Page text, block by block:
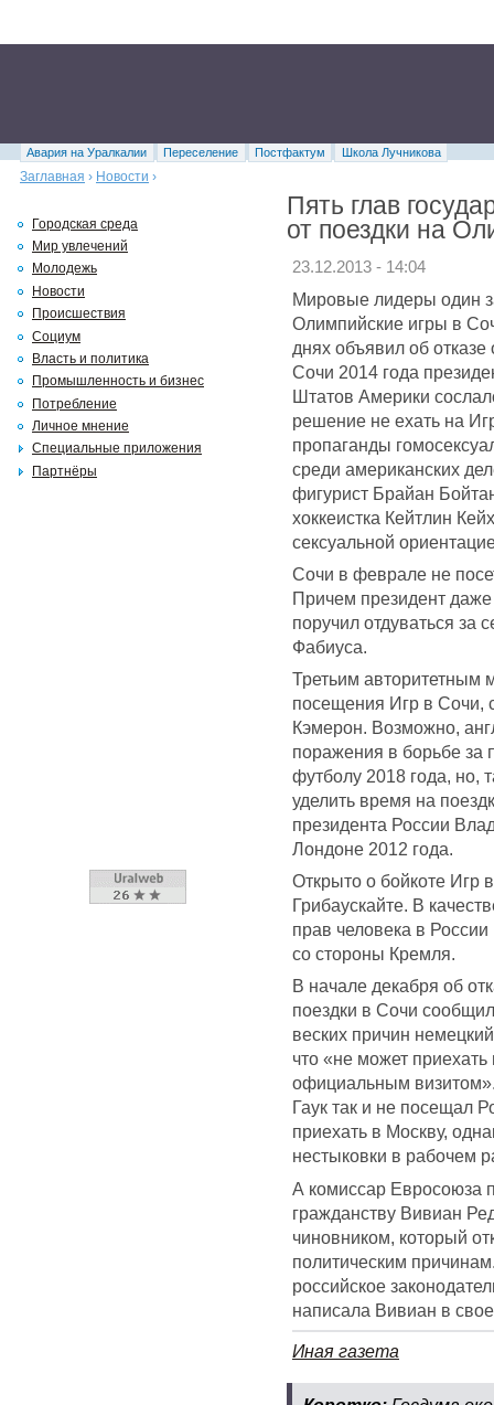
Авария на Уралкалии Переселение Постфактум
Школа Лучникова
Заглавная › Новости ›
Пять глав
от поездки на
23.12.2013 - 14:04
Мировые лидеры один
Олимпийские игры в
днях объявил об
Сочи 2014 года
Штатов Америки
решение не ехать на
пропаганды
среди американских
фигурист Брайан
хоккеистка Кейтлин
сексуальной
Сочи в феврале не
Причем президент даже
поручил отдуваться за
Фабиуса.
Третьим авторитетным
посещения Игр в Сочи,
Кэмерон. Возможно,
поражения в борьбе за
футболу 2018 года, но,
уделить время на
президента России
Лондоне 2012 года.
Открыто о бойкоте Игр
Грибаускайте. В
прав человека в
со стороны Кремля.
В начале декабря об
поездки в Сочи
веских причин
что «не может
официальным
Гаук так и не посещал
приехать в Москву,
нестыковки в рабочем
А комиссар Евросоюза
гражданству Вивиан
чиновником, который
политическим
российское
написала Вивиан в
Иная газета
Городская среда
Мир увлечений
Молодежь
Новости
Происшествия
Социум
Власть и политика
Промышленность и бизнес
Потребление
Личное мнение
Специальные приложения
Партнёры